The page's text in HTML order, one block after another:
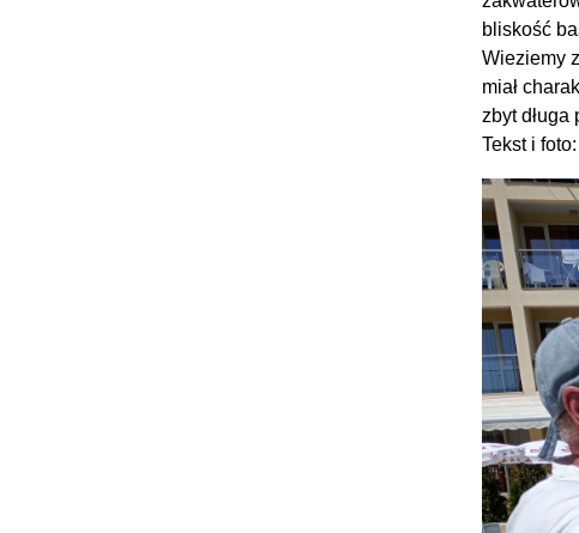
bliskość
Wieziemy
miał
zbyt długa
Tekst i